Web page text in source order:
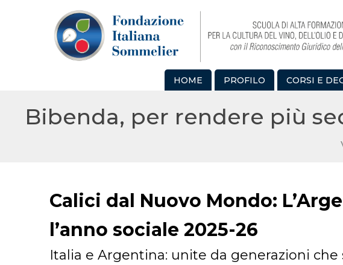
HOME PROFILO CORSI E
Bibenda, per rendere più
Calici dal Nuovo Mondo:
l’anno sociale 2025-26
Italia e Argentina: unite da generazioni